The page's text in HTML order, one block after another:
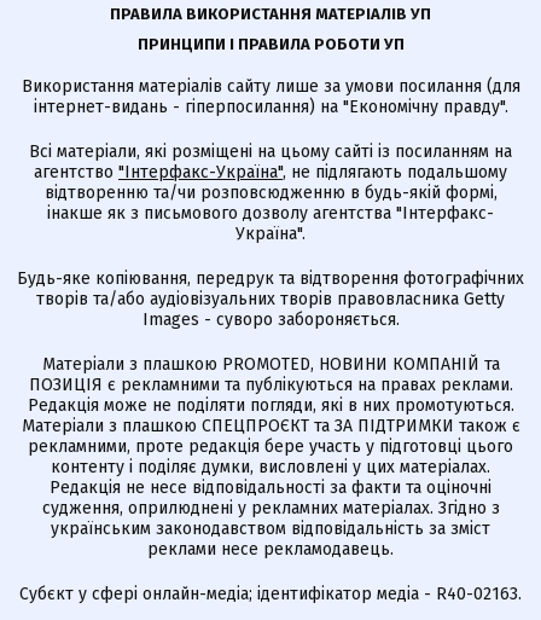
ПРАВИЛА ВИКОРИСТАННЯ МАТЕРІАЛІВ УП
ПРИНЦИПИ І ПРАВИЛА РОБОТИ УП
Використання матеріалів сайту лише за умови посилання (для
інтернет-видань - гіперпосилання) на "Економічну правду".
Всі матеріали, які розміщені на цьому сайті із посиланням на
агентство "Інтерфакс-Україна", не підлягають подальшому
відтворенню та/чи розповсюдженню в будь-якій формі,
інакше як з письмового дозволу агентства "Інтерфакс-
Україна".
Будь-яке копіювання, передрук та відтворення фотографічних
творів та/або аудіовізуальних творів правовласника Getty
Images - суворо забороняється.
Матеріали з плашкою PROMOTED, НОВИНИ КОМПАНІЙ та
ПОЗИЦІЯ є рекламними та публікуються на правах реклами.
Редакція може не поділяти погляди, які в них промотуються.
Матеріали з плашкою СПЕЦПРОЄКТ та ЗА ПІДТРИМКИ також є
рекламними, проте редакція бере участь у підготовці цього
контенту і поділяє думки, висловлені у цих матеріалах.
Редакція не несе відповідальності за факти та оціночні
судження, оприлюднені у рекламних матеріалах. Згідно з
українським законодавством відповідальність за зміст
реклами несе рекламодавець.
Cубєкт у сфері онлайн-медіа; ідентифікатор медіа - R40-02163.